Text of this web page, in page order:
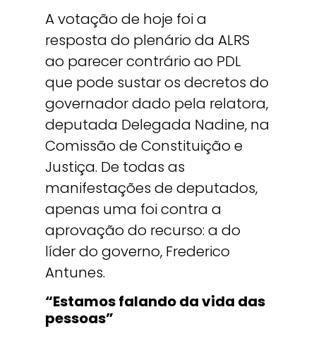
A votação de hoje foi a
resposta do plenário da ALRS
ao parecer contrário ao PDL
que pode sustar os decretos do
governador dado pela relatora,
deputada Delegada Nadine, na
Comissão de Constituição e
Justiça. De todas as
manifestações de deputados,
apenas uma foi contra a
aprovação do recurso: a do
líder do governo, Frederico
Antunes.
“Estamos falando da vida das
pessoas”